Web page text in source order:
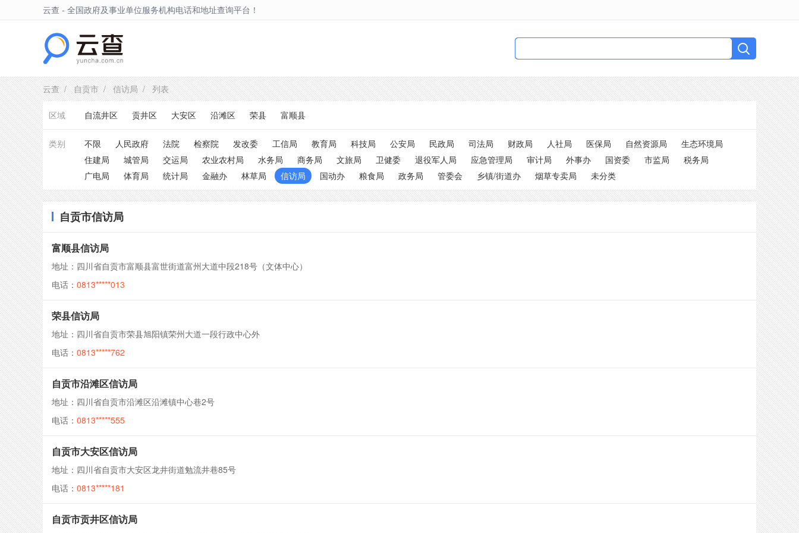
云查 - 全国政府及事业单位服务机构电话和地址查询平台！
云查/自贡市/信访局/ 列表
区域 自流井区 贡井区 大安区 沿滩区 荣县 富顺县
类别 不限 人民政府 法院 检察院 发改委 工信局 教育局 科技局 公安局 民政局 司法局 财政局 人社局 医保局 自然资源局
生态环境局
住建局
城管局 交运局 农业农村局 水务局 商务局 文旅局 卫健委 退役军人局 应急管理局 审计局 外事办 国资委 市监局
税务局
广电局
体育局 统计局 金融办 林草局 信访局 国动办 粮食局 政务局 管委会 乡镇/街道办 烟草专卖局 未分类
自贡市信访局
富顺县信访局
地址：四川省自贡市富顺县富世街道富州大道中段218号（文体中心）
电话： 0813*****013
荣县信访局
地址：四川省自贡市荣县旭阳镇荣州大道一段行政中心外
电话： 0813*****762
自贡市沿滩区信访局
地址：四川省自贡市沿滩区沿滩镇中心巷2号
电话： 0813*****555
自贡市大安区信访局
地址：四川省自贡市大安区龙井街道勉流井巷85号
电话： 0813*****181
自贡市贡井区信访局